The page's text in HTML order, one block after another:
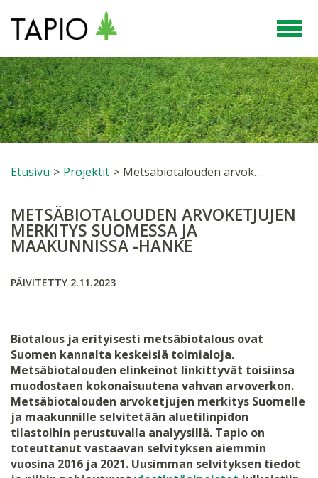
Etusivu > Projektit > Metsäbiotalouden arvoketjujen merkitys Suomessa ja maakunnissa -hanke
METSÄBIOTALOUDEN ARVOKETJUJEN
MERKITYS SUOMESSA JA
MAAKUNNISSA -HANKE
PÄIVITETTY 2.11.2023
Biotalous ja erityisesti metsäbiotalous ovat
Suomen kannalta keskeisiä toimialoja.
Metsäbiotalouden elinkeinot linkittyvät toisiinsa
muodostaen kokonaisuutena vahvan arvoverkon.
Metsäbiotalouden arvoketjujen merkitys Suomelle
ja maakunnille selvitetään aluetilinpidon
tilastoihin perustuvalla analyysillä. Tapio on
toteuttanut vastaavan selvityksen aiemmin
vuosina 2016 ja 2021. Uusimman selvityksen tiedot